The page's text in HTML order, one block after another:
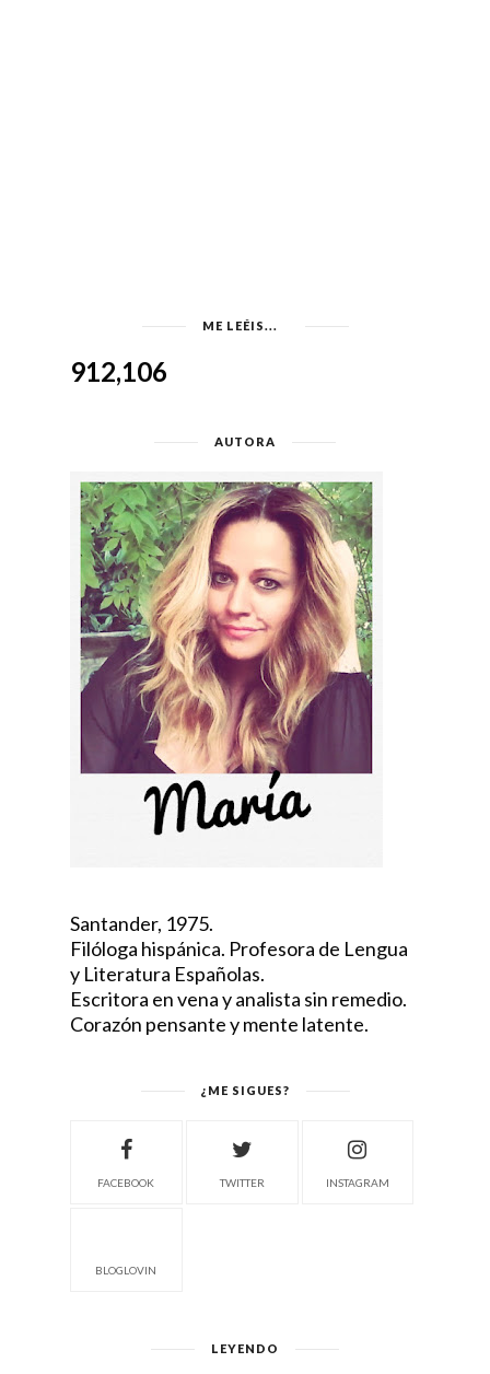
ME LEÉIS...
912,106
AUTORA
Santander, 1975.
Filóloga hispánica. Profesora de Lengua
y Literatura Españolas.
Escritora en vena y analista sin remedio.
Corazón pensante y mente latente.
¿ME SIGUES?
FACEBOOK TWITTER INSTAGRAM
BLOGLOVIN
LEYENDO